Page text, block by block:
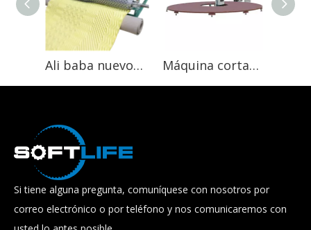
Ali baba nuevos productos perfil corte ondulación forma de huevo máquina cortadora Máquina cortadora de espuma circular redonda computarizada CNC
Si tiene alguna pregunta, comuníquese con nosotros por
correo electrónico o por teléfono y nos comunicaremos con